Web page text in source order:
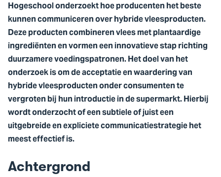
Hogeschool onderzoekt hoe producenten het beste
kunnen communiceren over hybride vleesproducten.
Deze producten combineren vlees met plantaardige
ingrediënten en vormen een innovatieve stap richting
duurzamere voedingspatronen. Het doel van het
onderzoek is om de acceptatie en waardering van
hybride vleesproducten onder consumenten te
vergroten bij hun introductie in de supermarkt. Hierbij
wordt onderzocht of een subtiele of juist een
uitgebreide en expliciete communicatiestrategie het
meest effectief is.
Achtergrond